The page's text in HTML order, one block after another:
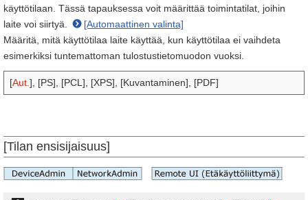
käyttötilaan. Tässä tapauksessa voit määrittää toimintatilat, joihin
laite voi siirtyä.
[Automaattinen valinta]
Määritä, mitä käyttötilaa laite käyttää, kun käyttötilaa ei vaihdeta
esimerkiksi tuntemattoman tulostustietomuodon vuoksi.
[Aut. ], [PS], [PCL], [XPS], [Kuvantaminen], [PDF]
[Tilan ensisijaisuus]